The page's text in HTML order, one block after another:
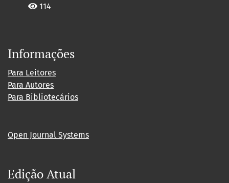
114
Informações
Para Leitores
Para Autores
Para Bibliotecários
Open Journal Systems
Edição Atual